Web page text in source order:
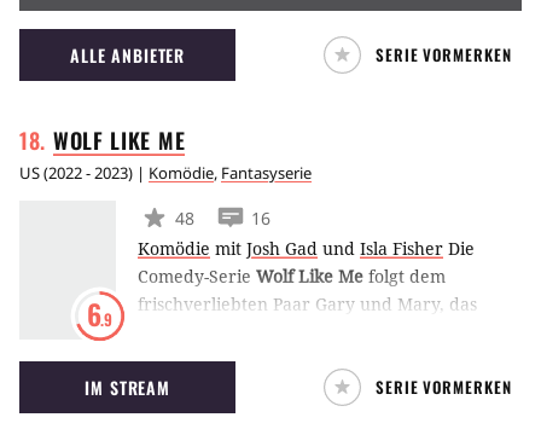
heraus, dass dieser ein durch die Zeit
reisender Serienkiller ist.
ALLE ANBIETER SERIE VORMERKEN
WOLF LIKE ME
US(2022 - 2023) | Komödie, Fantasyserie
6.9
48
16
Komödie mit Josh Gad und Isla Fisher Die
Comedy-Serie Wolf Like Me folgt dem
frischverliebten Paar Gary und Mary, das
Gary nach dem Tod seiner Frau ein
emotionales Wrack ist, hütet Mary ein dunkles
Geheimnis, das sie niemandem anvertrauen
IM STREAM SERIE VORMERKEN